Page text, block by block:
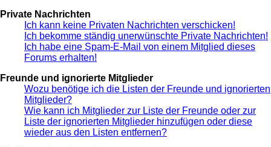
Private Nachrichten
Ich kann keine Privaten Nachrichten verschicken!
Ich bekomme ständig unerwünschte Private Nachrichten!
Ich habe eine Spam-E-Mail von einem Mitglied dieses
Forums erhalten!
Freunde und ignorierte Mitglieder
Wozu benötige ich die Listen der Freunde und ignorierten
Mitglieder?
Wie kann ich Mitglieder zur Liste der Freunde oder zur
Liste der ignorierten Mitglieder hinzufügen oder diese
wieder aus den Listen entfernen?